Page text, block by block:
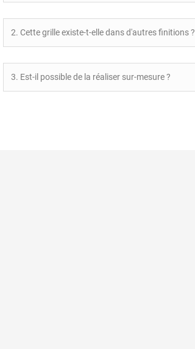
2. Cette grille existe-t-elle dans d'autres finitions ?
3. Est-il possible de la réaliser sur-mesure ?